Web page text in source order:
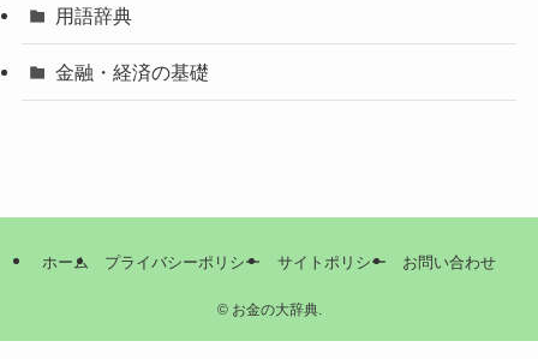
用語辞典
金融・経済の基礎
ホーム プライバシーポリシー サイトポリシー お問い合わせ
©お金の大辞典.